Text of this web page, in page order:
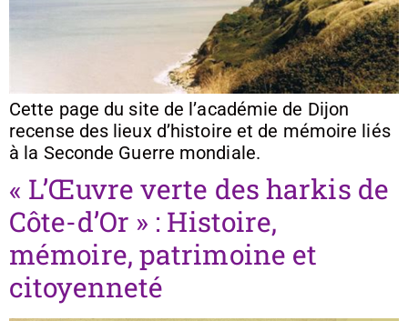
Cette page du site de l’académie de Dijon
recense des lieux d’histoire et de mémoire liés
à la Seconde Guerre mondiale.
« L’Œuvre verte des harkis de
Côte-d’Or » : Histoire,
mémoire, patrimoine et
citoyenneté